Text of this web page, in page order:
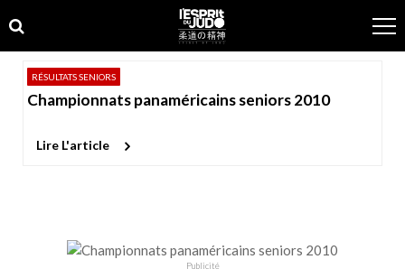
to
navigation
to
content
RÉSULTATS SENIORS
Championnats panaméricains seniors 2010
Lire L'article
Publicité